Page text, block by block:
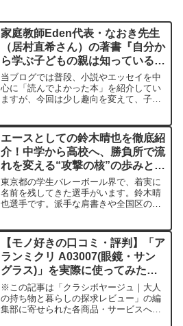
家庭教師Eden代表・なおき先生
（居村直希さん）の著書『自分か
ら学ぶ子どもの親は知っている
小学生が勉強にハマる強み学習
法』（総合法令出版）を編集部が
紹介します
当ブログでは普段、小説やエッセイを中
心に「読んでよかった本」を紹介してい
ますが、今回は少し趣向を変えて、子育
出版から2025年2月に刊行された『自分
から学ぶ子どもの親は...
エースとしての鈴木晴也を徹底紹
介！中学から高校へ、勝負所で流
れを変える“攻撃の核”の歩みと現
在地を長めに追う
東京都の学生バレーボール界で、着実に
名前を残してきた選手がいます。鈴木晴
也選手です。派手な肩書きや全国区の露
があります。中学・高校とステージを上
げながら、常にチームの「...
【モノ好きの口コミ・評判】「ア
ランミクリ A03007(眼鏡・サン
グラス)」を実際に使ってみた正
直感想
※この記事は「クラシボヤージュ｜大人
の持ち物と暮らしの探求レビュー」の編
集部に寄せられた各商品・サービスへの